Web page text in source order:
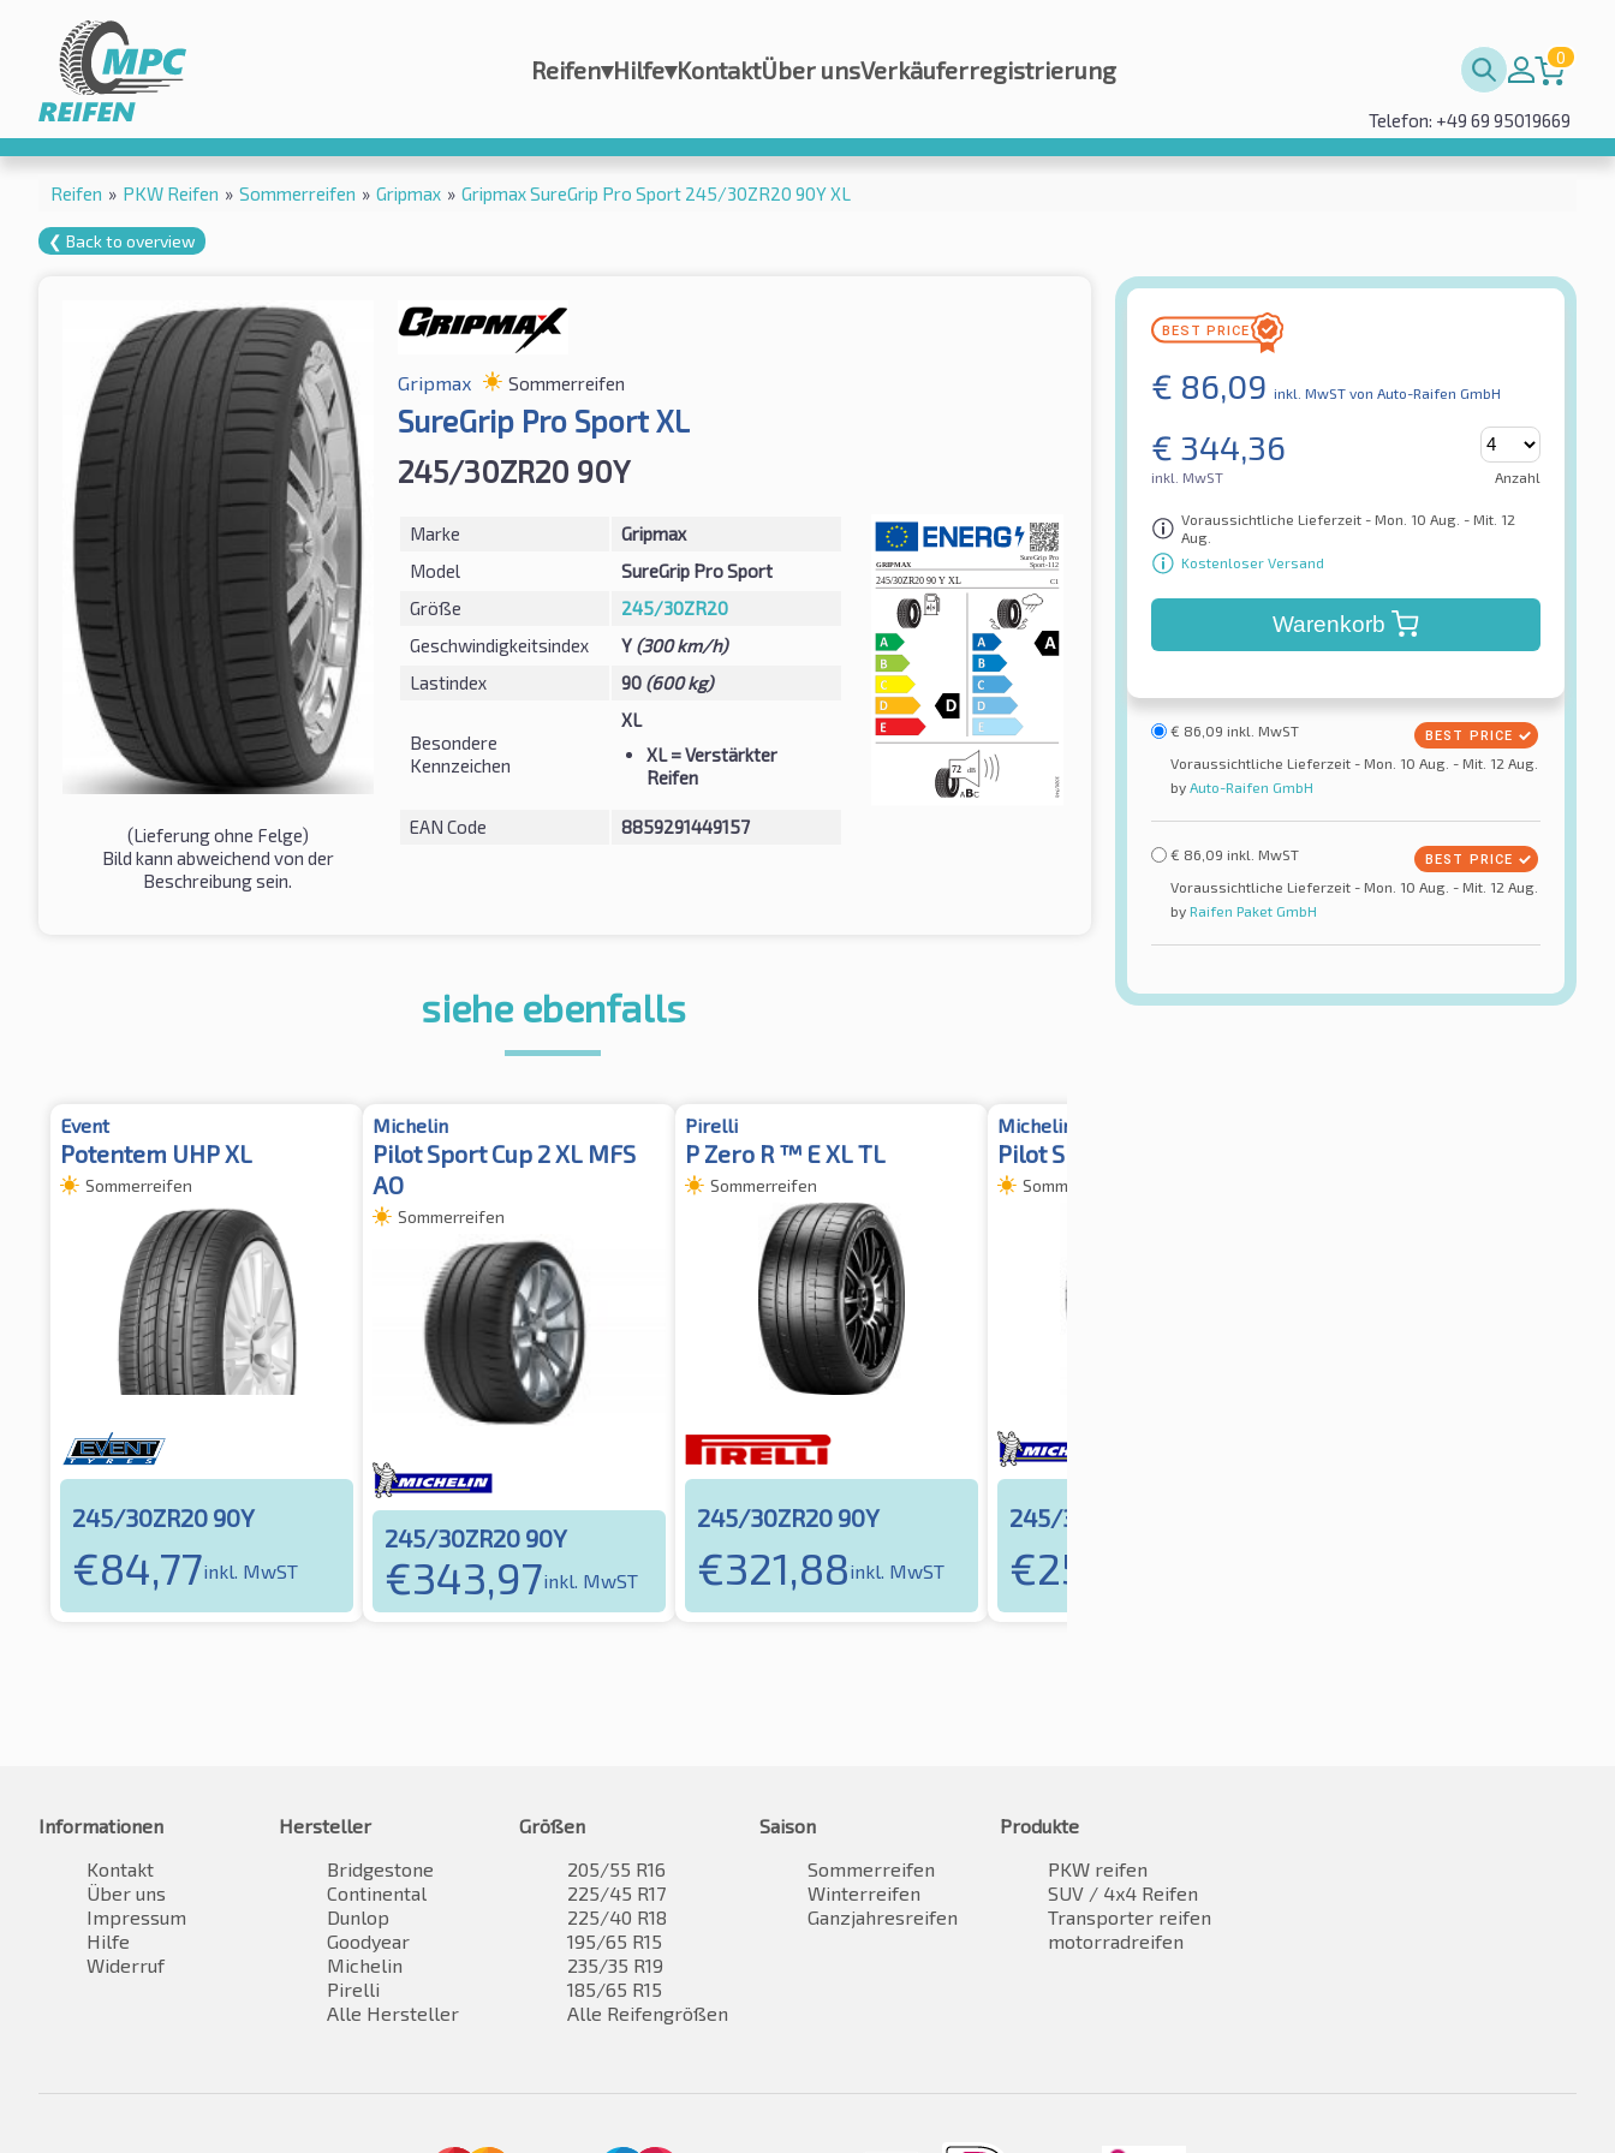
Reifen▾Hilfe▾KontaktÜber unsVerkäuferregistrierung 0
Telefon: +49 69 95019669
Reifen » PKW Reifen » Sommerreifen » Gripmax » Gripmax SureGrip Pro Sport 245/30ZR20 90Y XL
❮ Back to overview
(Lieferung ohne Felge)
Bild kann abweichend von der
Beschreibung sein.
Gripmax Sommerreifen
SureGrip Pro Sport XL
245/30ZR20 90Y
Marke
Gripmax
Model
SureGrip Pro Sport
Größe
245/30ZR20
Geschwindigkeitsindex
Y (300 km/h)
Lastindex
90 (600 kg)
Besondere
Kennzeichen
XL
XL= Verstärkter
Reifen
EAN Code 8859291449157
€ 86,09 inkl. MwST von Auto-Raifen GmbH
€ 344,36
inkl. MwST Anzahl
Voraussichtliche Lieferzeit - Mon. 10 Aug. - Mit. 12
Aug.
Kostenloser Versand
Warenkorb
€ 86,09 inkl. MwST
Voraussichtliche Lieferzeit - Mon. 10 Aug. - Mit. 12 Aug.
by Auto-Raifen GmbH
€ 86,09 inkl. MwST
Voraussichtliche Lieferzeit - Mon. 10 Aug. - Mit. 12 Aug.
by Raifen Paket GmbH
siehe ebenfalls
Event
Potentem UHP XL
Sommerreifen
245/30ZR20 90Y
€84,77inkl. MwST
Michelin
Pilot Sport Cup 2 XL MFS
AO
Sommerreifen
245/30ZR20 90Y
€343,97inkl. MwST
Pirelli
P Zero R ™ E XL TL
Sommerreifen
245/30ZR20 90Y
€321,88inkl. MwST
Michelin
Pilot Sport 4 S XL
Sommerreifen
245/30ZR20 90Y
€257,48
Informationen
Kontakt
Über uns
Impressum
Hilfe
Widerruf
Hersteller
Bridgestone
Continental
Dunlop
Goodyear
Michelin
Pirelli
Alle Hersteller
Größen
205/55 R16
225/45 R17
225/40 R18
195/65 R15
235/35 R19
185/65 R15
Alle Reifengrößen
Saison
Sommerreifen
Winterreifen
Ganzjahresreifen
Produkte
PKW reifen
SUV / 4x4 Reifen
Transporter reifen
motorradreifen